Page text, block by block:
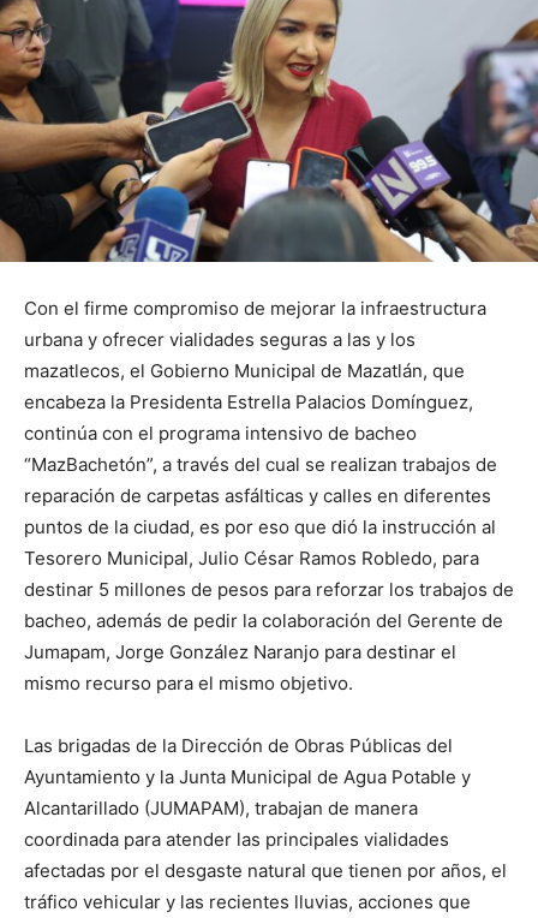
Con el firme compromiso de mejorar la infraestructura
urbana y ofrecer vialidades seguras a las y los
mazatlecos, el Gobierno Municipal de Mazatlán, que
encabeza la Presidenta Estrella Palacios Domínguez,
continúa con el programa intensivo de bacheo
“MazBachetón”, a través del cual se realizan trabajos de
reparación de carpetas asfálticas y calles en diferentes
puntos de la ciudad, es por eso que dió la instrucción al
Tesorero Municipal, Julio César Ramos Robledo, para
destinar 5 millones de pesos para reforzar los trabajos de
bacheo, además de pedir la colaboración del Gerente de
Jumapam, Jorge González Naranjo para destinar el
mismo recurso para el mismo objetivo.
Las brigadas de la Dirección de Obras Públicas del
Ayuntamiento y la Junta Municipal de Agua Potable y
Alcantarillado (JUMAPAM), trabajan de manera
coordinada para atender las principales vialidades
afectadas por el desgaste natural que tienen por años, el
tráfico vehicular y las recientes lluvias, acciones que